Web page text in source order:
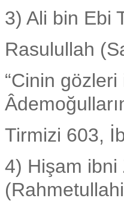
3) Ali bin Ebi
Rasulullah
“Cinin
Tirmizi 603,
4) Hişam ibni